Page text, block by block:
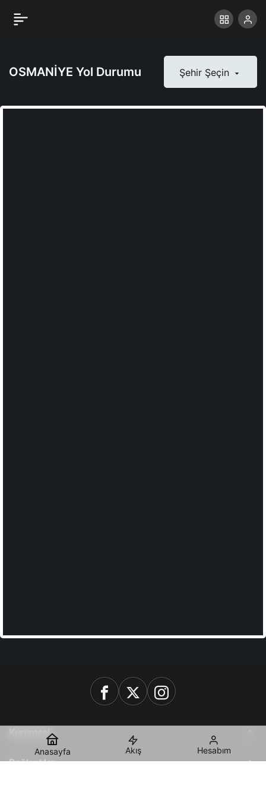
OSMANİYE Yol Durumu Şehir Şeçin
Kurumsal
Bağlantılar
Anasayfa Akış Hesabım